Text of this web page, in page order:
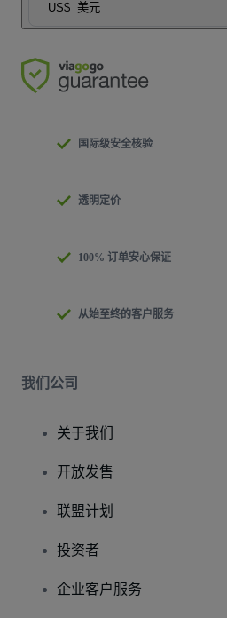
US$ 美元
国际级安全核验
透明定价
100% 订单安心保证
从始至终的客户服务
我们公司
关于我们
开放发售
联盟计划
投资者
企业客户服务